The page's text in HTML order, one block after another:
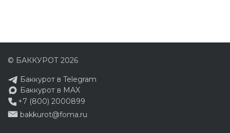
© БАККУРОТ 2026
Баккурот в Telegram
Баккурот в MAX
+7 (800) 2000899
bakkurot@foma.ru